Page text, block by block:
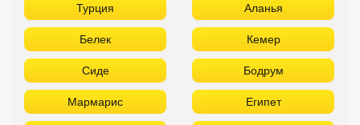
Турция Аланья
Белек Кемер
Сиде Бодрум
Мармарис Египет